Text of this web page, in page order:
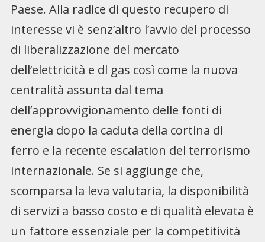
Paese. Alla radice di questo recupero di
interesse vi è senz’altro l’avvio del processo
di liberalizzazione del mercato
dell’elettricità e dl gas così come la nuova
centralità assunta dal tema
dell’approvvigionamento delle fonti di
energia dopo la caduta della cortina di
ferro e la recente escalation del terrorismo
internazionale. Se si aggiunge che,
scomparsa la leva valutaria, la disponibilità
di servizi a basso costo e di qualità elevata è
un fattore essenziale per la competitività